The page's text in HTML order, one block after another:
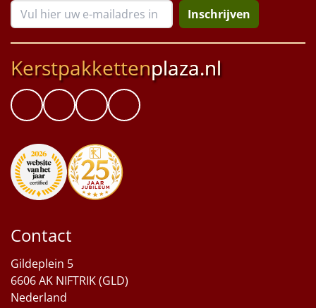
Inschrijven
Kerstpakkettenplaza.nl
Contact
Gildeplein 5
6606 AK NIFTRIK (GLD)
Nederland